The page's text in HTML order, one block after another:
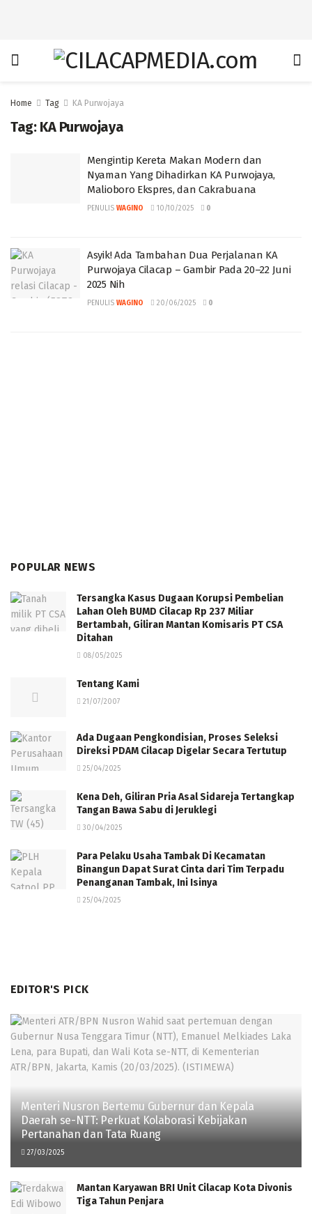
Home Tag KA Purwojaya
Tag: KA Purwojaya
Mengintip Kereta Makan Modern dan
Nyaman Yang Dihadirkan KA Purwojaya,
Malioboro Ekspres, dan Cakrabuana
PENULIS WAGINO 10/10/2025 0
Asyik! Ada Tambahan Dua Perjalanan KA
Purwojaya Cilacap – Gambir Pada 20–22 Juni
2025 Nih
PENULIS WAGINO 20/06/2025 0
POPULAR NEWS
Tersangka Kasus Dugaan Korupsi Pembelian
Lahan Oleh BUMD Cilacap Rp 237 Miliar
Bertambah, Giliran Mantan Komisaris PT CSA
Ditahan
08/05/2025
Tentang Kami
21/07/2007
Ada Dugaan Pengkondisian, Proses Seleksi
Direksi PDAM Cilacap Digelar Secara Tertutup
25/04/2025
Kena Deh, Giliran Pria Asal Sidareja Tertangkap
Tangan Bawa Sabu di Jeruklegi
30/04/2025
Para Pelaku Usaha Tambak Di Kecamatan
Binangun Dapat Surat Cinta dari Tim Terpadu
Penanganan Tambak, Ini Isinya
25/04/2025
EDITOR'S PICK
Menteri Nusron Bertemu Gubernur dan Kepala
Daerah se-NTT: Perkuat Kolaborasi Kebijakan
Pertanahan dan Tata Ruang
27/03/2025
Mantan Karyawan BRI Unit Cilacap Kota Divonis
Tiga Tahun Penjara